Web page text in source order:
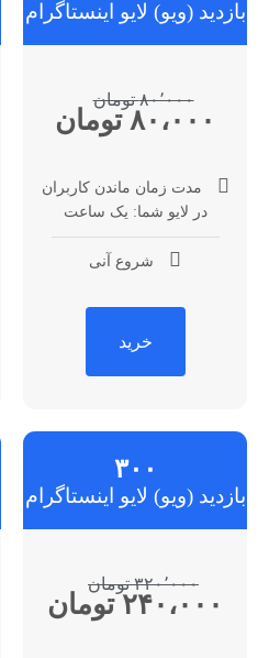
بازدید (ویو) لایو اینستاگرام
۸۰٬۰۰۰ تومان
۸۰،۰۰۰ تومان
مدت زمان ماندن کاربران
در لایو شما: یک ساعت
شروع آنی
خرید
۳۰۰
بازدید (ویو) لایو اینستاگرام
۳۲۰٬۰۰۰ تومان
۲۴۰،۰۰۰ تومان